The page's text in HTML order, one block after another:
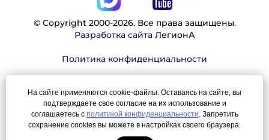
© Copyright 2000-2026. Все права защищены.
Разработка сайтаЛегионА
Политика конфиденциальности
Наша миссия:
Мы — честно, много, давно продаем вещи,
На сайте применяются cookie-файлы. Оставаясь на сайте, вы
подтверждаете свое согласие на их использование и
соглашаетесь с политикой конфиденциальности. Запретить
сохранение cookies вы можете в настройках своего браузера.